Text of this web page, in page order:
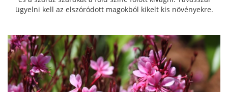
ügyelni kell az elszóródott magokból kikelt kis növényekre.